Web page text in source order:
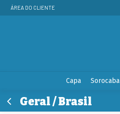
ÁREA DO CLIENTE
Capa Sorocaba
Geral / Brasil